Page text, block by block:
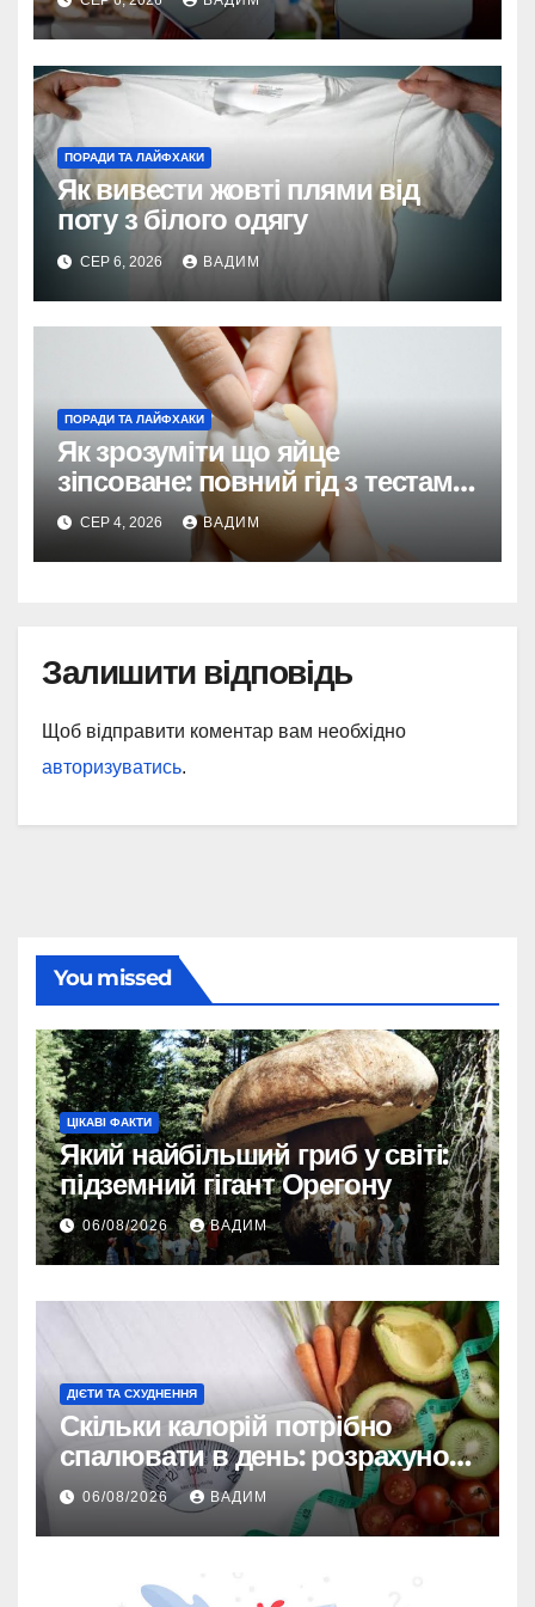
ПОРАДИ ТА ЛАЙФХАКИ
Як вивести жовті плями від
поту з білого одягу
СЕР 6, 2026 ВАДИМ
ПОРАДИ ТА ЛАЙФХАКИ
Як зрозуміти що яйце
зіпсоване: повний гід з тестами
та поясненнями
СЕР 4, 2026 ВАДИМ
Залишити відповідь
Щоб відправити коментар вам необхідно
авторизуватись.
You missed
ЦІКАВІ ФАКТИ
Який найбільший гриб у світі:
підземний гігант Орегону
06/08/2026 ВАДИМ
ДІЄТИ ТА СХУДНЕННЯ
Скільки калорій потрібно
спалювати в день: розрахунок
TDEE і безпечні норми
06/08/2026 ВАДИМ